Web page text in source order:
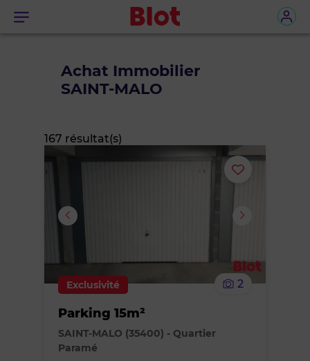
Menu
Achat Immobilier
SAINT-MALO
167 résultat(s)
Ajouter
le
Exclusivité 2
Parking 15m²
SAINT-MALO (35400) - Quartier
Paramé